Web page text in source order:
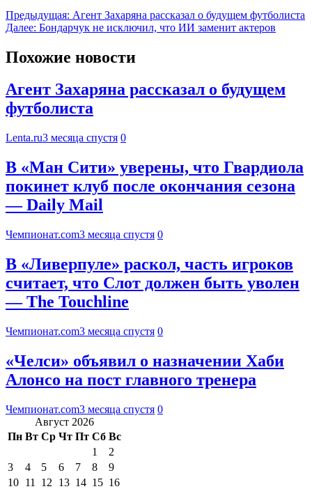
Предыдущая: Агент Захаряна рассказал о будущем футболиста
Далее: Бондарчук не исключил, что ИИ заменит актеров
Похожие новости
Агент Захаряна рассказал о будущем
футболиста
Lenta.ru3 месяца спустя 0
В «Ман Сити» уверены, что Гвардиола
покинет клуб после окончания сезона
— Daily Mail
Чемпионат.com3 месяца спустя 0
В «Ливерпуле» раскол, часть игроков
считает, что Слот должен быть уволен
— The Touchline
Чемпионат.com3 месяца спустя 0
«Челси» объявил о назначении Хаби
Алонсо на пост главного тренера
Чемпионат.com3 месяца спустя 0
Август 2026
Пн Вт Ср Чт Пт Сб Вс
1
2
3
4 5 6 7 8
9
10 11 12 13 14 15 16